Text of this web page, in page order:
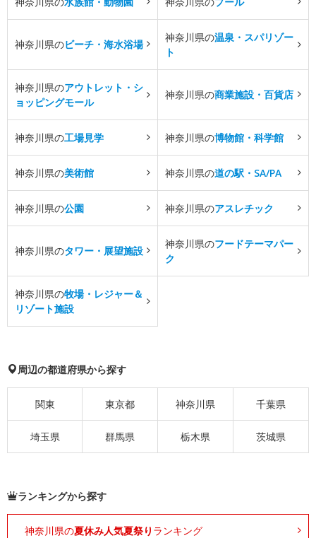
神奈川県のビーチ・海水浴場
神奈川県の温泉・スパリゾー
ト
神奈川県のアウトレット・シ
ョッピングモール
神奈川県の商業施設・百貨店
神奈川県の工場見学 神奈川県の博物館・科学館
神奈川県の美術館 神奈川県の道の駅・SA/PA
神奈川県の公園 神奈川県のアスレチック
神奈川県のタワー・展望施設
神奈川県のフードテーマパー
ク
神奈川県の牧場・レジャー＆
リゾート施設
周辺の都道府県から探す
関東 東京都 神奈川県 千葉県
埼玉県 群馬県 栃木県 茨城県
ランキングから探す
神奈川県の夏休み人気夏祭り ランキング